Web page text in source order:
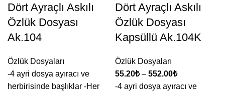
Dört Ayraçlı Askılı
Özlük Dosyası
Ak.104
Özlük Dosyaları
-4 ayri dosya ayıracı ve
herbirisinde başlıklar -Her
Dört Ayraçlı Askılı
Özlük Dosyası
Kapsüllü Ak.104K
Özlük Dosyaları
55.20₺ – 552.00₺
-4 ayri dosya ayıracı ve